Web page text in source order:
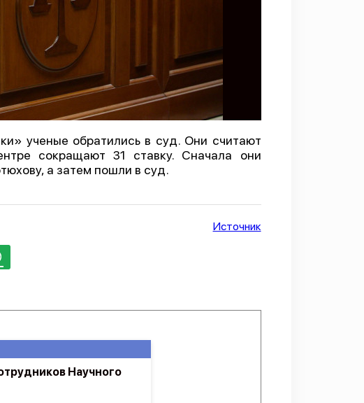
ученые обратились в суд. Они считают
сокращают 31 ставку. Сначала они
а затем пошли в суд.
Источник
Научного